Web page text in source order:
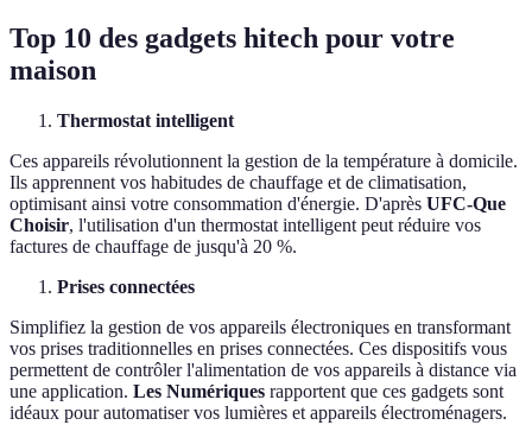
Top 10 des gadgets hitech pour votre
maison
Thermostat intelligent
Ces appareils révolutionnent la gestion de la température à domicile.
Ils apprennent vos habitudes de chauffage et de climatisation,
optimisant ainsi votre consommation d'énergie. D'après UFC-Que
Choisir, l'utilisation d'un thermostat intelligent peut réduire vos
factures de chauffage de jusqu'à 20 %.
Prises connectées
Simplifiez la gestion de vos appareils électroniques en transformant
vos prises traditionnelles en prises connectées. Ces dispositifs vous
permettent de contrôler l'alimentation de vos appareils à distance via
une application. Les Numériques rapportent que ces gadgets sont
idéaux pour automatiser vos lumières et appareils électroménagers.